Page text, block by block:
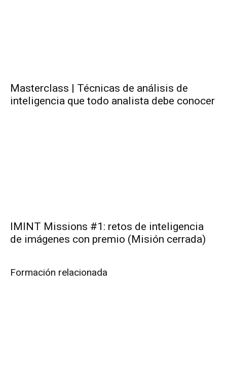
Masterclass | Técnicas de análisis de
inteligencia que todo analista debe conocer
IMINT Missions #1: retos de inteligencia
de imágenes con premio (Misión cerrada)
Formación relacionada